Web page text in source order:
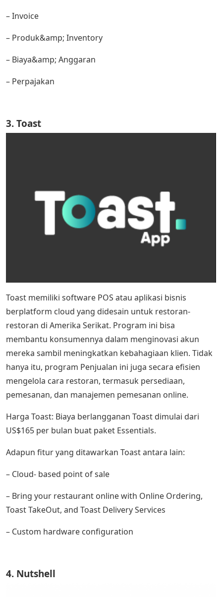
– Invoice
– Produk&amp; Inventory
– Biaya&amp; Anggaran
– Perpajakan
3. Toast
Toast memiliki software POS atau aplikasi bisnis
berplatform cloud yang didesain untuk restoran-
restoran di Amerika Serikat. Program ini bisa
membantu konsumennya dalam menginovasi akun
mereka sambil meningkatkan kebahagiaan klien. Tidak
hanya itu, program Penjualan ini juga secara efisien
mengelola cara restoran, termasuk persediaan,
pemesanan, dan manajemen pemesanan online.
Harga Toast: Biaya berlangganan Toast dimulai dari
US$165 per bulan buat paket Essentials.
Adapun fitur yang ditawarkan Toast antara lain:
– Cloud- based point of sale
– Bring your restaurant online with Online Ordering,
Toast TakeOut, and Toast Delivery Services
– Custom hardware configuration
4. Nutshell